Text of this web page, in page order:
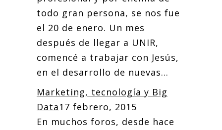
todo gran persona, se nos fue
el 20 de enero. Un mes
después de llegar a UNIR,
comencé a trabajar con Jesús,
en el desarrollo de nuevas...
Marketing, tecnología y Big
Data17 febrero, 2015
En muchos foros, desde hace